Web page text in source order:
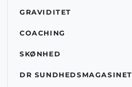
GRAVIDITET
COACHING
SKØNHED
DR SUNDHEDSMAGASINET